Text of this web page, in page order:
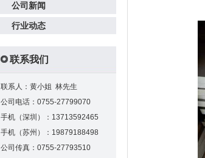
公司新闻
行业动态
联系我们
联系人：黄小姐 林先生
公司电话：0755-27799070
手机（深圳）：13713592465
手机（苏州）：19879188498
公司传真：0755-27793510